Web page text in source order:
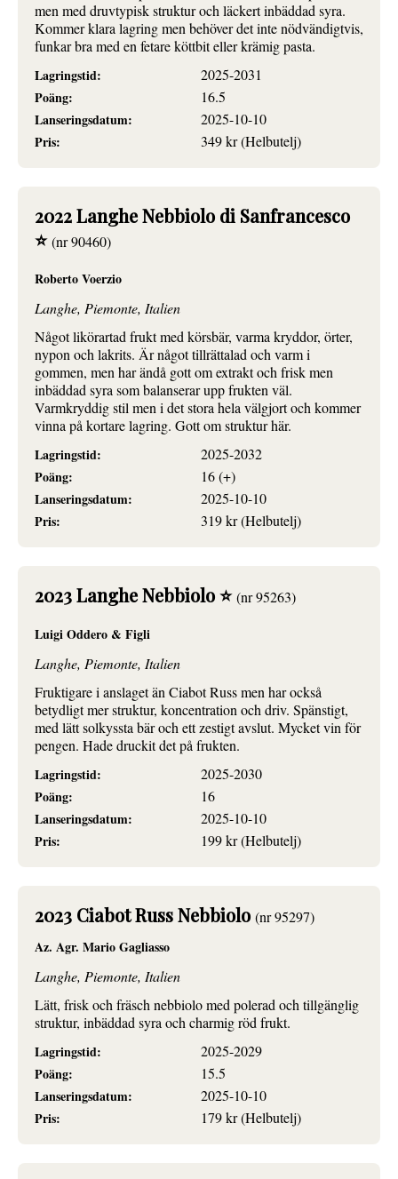
men med druvtypisk struktur och läckert inbäddad syra.
Kommer klara lagring men behöver det inte nödvändigtvis,
funkar bra med en fetare köttbit eller krämig pasta.
Lagringstid:
2025-2031
Poäng:
16.5
Lanseringsdatum:
2025-10-10
Pris:
349 kr (Helbutelj)
2022 Langhe Nebbiolo di Sanfrancesco
⭐(nr 90460)
Roberto Voerzio
Langhe, Piemonte, Italien
Något likörartad frukt med körsbär, varma kryddor, örter,
nypon och lakrits. Är något tillrättalad och varm i
gommen, men har ändå gott om extrakt och frisk men
inbäddad syra som balanserar upp frukten väl.
Varmkryddig stil men i det stora hela välgjort och kommer
vinna på kortare lagring. Gott om struktur här.
Lagringstid:
2025-2032
Poäng:
16 (+)
Lanseringsdatum:
2025-10-10
Pris:
319 kr (Helbutelj)
2023 Langhe Nebbiolo ⭐(nr 95263)
Luigi Oddero & Figli
Langhe, Piemonte, Italien
Fruktigare i anslaget än Ciabot Russ men har också
betydligt mer struktur, koncentration och driv. Spänstigt,
med lätt solkyssta bär och ett zestigt avslut. Mycket vin för
pengen. Hade druckit det på frukten.
Lagringstid:
2025-2030
Poäng:
16
Lanseringsdatum:
2025-10-10
Pris:
199 kr (Helbutelj)
2023 Ciabot Russ Nebbiolo (nr 95297)
Az. Agr. Mario Gagliasso
Langhe, Piemonte, Italien
Lätt, frisk och fräsch nebbiolo med polerad och tillgänglig
struktur, inbäddad syra och charmig röd frukt.
Lagringstid:
2025-2029
Poäng:
15.5
Lanseringsdatum:
2025-10-10
Pris:
179 kr (Helbutelj)